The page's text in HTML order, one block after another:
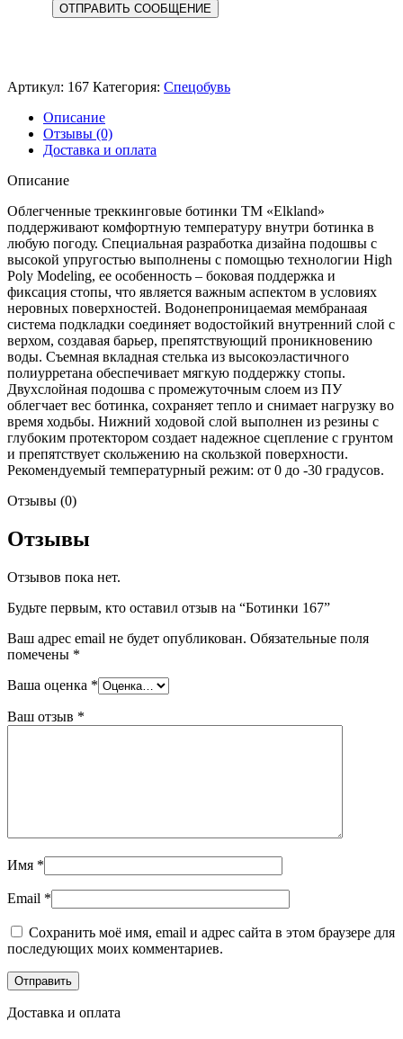
Артикул: 167 Категория: Спецобувь
Описание
Отзывы (0)
Доставка и оплата
Описание
Облегченные треккинговые ботинки TM «Elkland»
поддерживают комфортную температуру внутри ботинка в
любую погоду. Специальная разработка дизайна подошвы с
высокой упругостью выполнены с помощью технологии High
Poly Modeling, ее особенность – боковая поддержка и
фиксация стопы, что является важным аспектом в условиях
неровных поверхностей. Водонепроницаемая мембранаая
система подкладки соединяет водостойкий внутренний слой с
верхом, создавая барьер, препятствующий проникновению
воды. Съемная вкладная стелька из высокоэластичного
полиурретана обеспечивает мягкую поддержку стопы.
Двухслойная подошва с промежуточным слоем из ПУ
облегчает вес ботинка, сохраняет тепло и снимает нагрузку во
время ходьбы. Нижний ходовой слой выполнен из резины с
глубоким протектором создает надежное сцепление с грунтом
и препятствует скольжению на скользкой поверхности.
Рекомендуемый температурный режим: от 0 до -30 градусов.
Отзывы (0)
Отзывы
Отзывов пока нет.
Будьте первым, кто оставил отзыв на “Ботинки 167”
Ваш адрес email не будет опубликован. Обязательные поля
помечены *
Ваша оценка *
Ваш отзыв *
Имя *
Email *
Сохранить моё имя, email и адрес сайта в этом браузере для
последующих моих комментариев.
Доставка и оплата